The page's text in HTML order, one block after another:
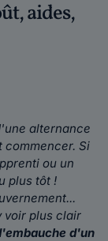
aides,
alternance
commencer. Si
ou un
plus tôt !
voir plus clair
d'un